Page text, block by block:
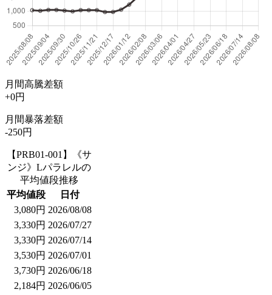
月間高騰差額
+0円
月間暴落差額
-250円
【PRB01-001】《サ
ンジ》Lパラレルの
平均値段推移
平均値段
日付
3,080円 2026/08/08
3,330円 2026/07/27
3,330円 2026/07/14
3,530円 2026/07/01
3,730円 2026/06/18
2,184円 2026/06/05